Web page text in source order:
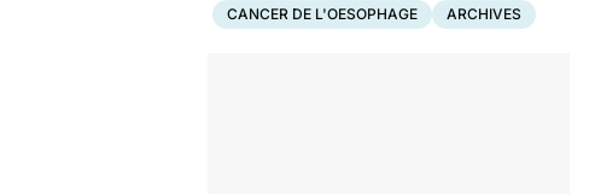
CANCER DE L'OESOPHAGE ARCHIVES